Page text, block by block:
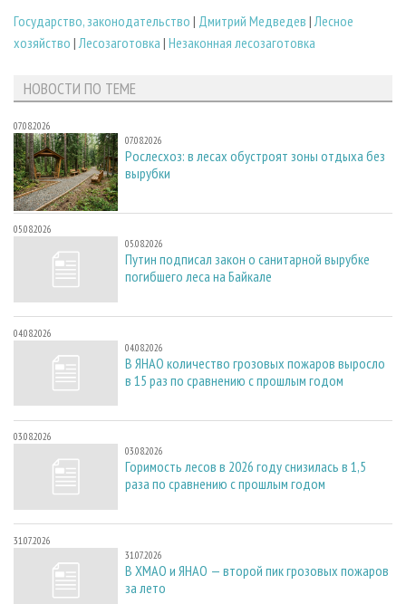
Государство, законодательство | Дмитрий Медведев |Лесное
хозяйство |Лесозаготовка | Незаконная лесозаготовка
НОВОСТИ ПО ТЕМЕ
07.08.2026
07.08.2026
Рослесхоз: в лесах обустроят зоны отдыха без
вырубки
05.08.2026
05.08.2026
Путин подписал закон о санитарной вырубке
погибшего леса на Байкале
04.08.2026
04.08.2026
В ЯНАО количество грозовых пожаров выросло
в 15 раз по сравнению с прошлым годом
03.08.2026
03.08.2026
Горимость лесов в 2026 году снизилась в 1,5
раза по сравнению с прошлым годом
31.07.2026
31.07.2026
В ХМАО и ЯНАО — второй пик грозовых пожаров
за лето